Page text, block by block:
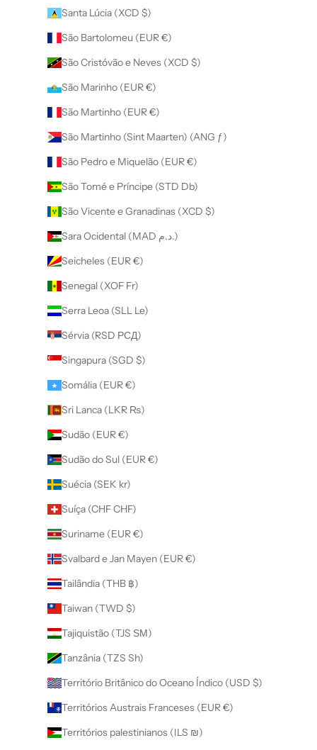
Santa Lúcia (XCD $)
São Bartolomeu (EUR €)
São Cristóvão e Neves (XCD $)
São Marinho (EUR €)
São Martinho (EUR €)
São Martinho (Sint Maarten) (ANG ƒ)
São Pedro e Miquelão (EUR €)
São Tomé e Príncipe (STD Db)
São Vicente e Granadinas (XCD $)
Sara Ocidental (MAD د.م.)
Seicheles (EUR €)
Senegal (XOF Fr)
Serra Leoa (SLL Le)
Sérvia (RSD РСД)
Singapura (SGD $)
Somália (EUR €)
Sri Lanca (LKR ₨)
Sudão (EUR €)
Sudão do Sul (EUR €)
Suécia (SEK kr)
Suíça (CHF CHF)
Suriname (EUR €)
Svalbard e Jan Mayen (EUR €)
Tailândia (THB ฿)
Taiwan (TWD $)
Tajiquistão (TJS ЅМ)
Tanzânia (TZS Sh)
Território Britânico do Oceano Índico (USD $)
Territórios Austrais Franceses (EUR €)
Territórios palestinianos (ILS ₪)